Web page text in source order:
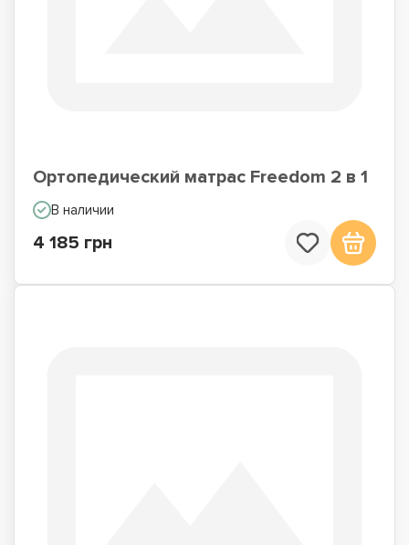
Ортопедический матрас Freedom 2 в 1
В наличии
4 185 грн